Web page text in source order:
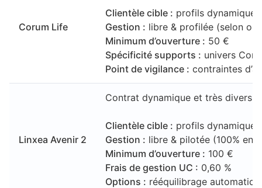
Corum Life
Clientèle cible : profils
Gestion : libre & profilée (selon
Minimum d’ouverture : 50 €
Spécificité supports : univers
Point de vigilance : contraintes
Linxea Avenir 2
Contrat dynamique et très
Clientèle cible : profils
Gestion : libre & pilotée (100% en
Minimum d’ouverture : 100 €
Frais de gestion UC : 0,60 %
Options : rééquilibrage